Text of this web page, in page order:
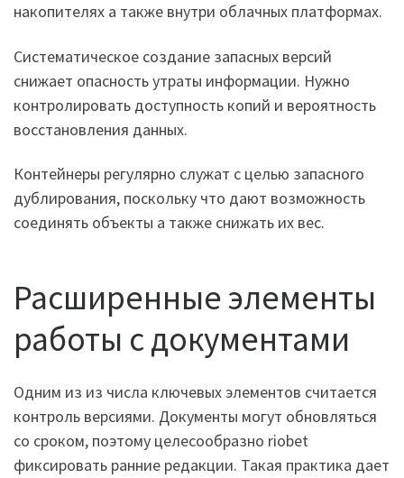
накопителях а также внутри облачных платформах.
Систематическое создание запасных версий
снижает опасность утраты информации. Нужно
контролировать доступность копий и вероятность
восстановления данных.
Контейнеры регулярно служат с целью запасного
дублирования, поскольку что дают возможность
соединять объекты а также снижать их вес.
Расширенные элементы
работы с документами
Одним из из числа ключевых элементов считается
контроль версиями. Документы могут обновляться
со сроком, поэтому целесообразно riobet
фиксировать ранние редакции. Такая практика дает